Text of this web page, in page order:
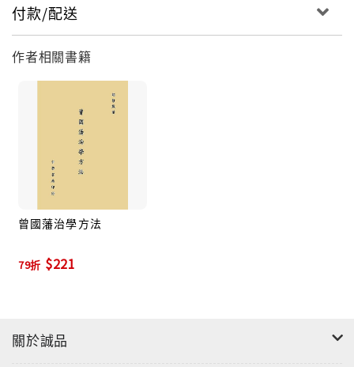
付款/配送
作者相關書籍
曾國藩治學方法
79折 $221
關於誠品